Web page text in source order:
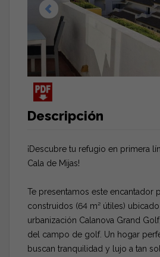
Descripción
¡Descubre tu refugio en primera
Cala de Mijas!
Te presentamos este encantador
construidos (64 m² útiles)
urbanización Calanova Grand
del campo de golf. Un hogar
buscan tranquilidad y lujo a tan